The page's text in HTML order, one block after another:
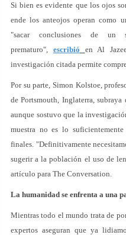
Si bien es evidente que los ojos
ende los anteojos operan como
"sacar conclusiones de un
prematuro", escribió
en Al
investigación citada permite
Por su parte, Simon Kolstoe,
de Portsmouth, Inglaterra,
aunque sostuvo que la
muestra no es lo
finales. "Definitivamente
sugerir a la población el uso de
artículo para The Conversation.
La humanidad se enfrenta a una
Mientras todo el mundo trata de
expertos aseguran que ya